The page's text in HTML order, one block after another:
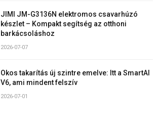
JIMI JM-G3136N elektromos csavarhúzó
készlet – Kompakt segítség az otthoni
barkácsoláshoz
2026-07-07
Okos takarítás új szintre emelve: Itt a SmartAI
V6, ami mindent felszív
2026-07-01